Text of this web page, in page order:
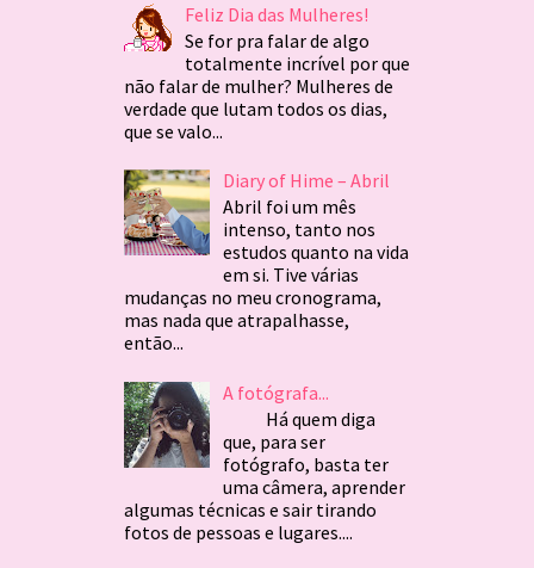
Feliz Dia das Mulheres!
Se for pra falar de algo
totalmente incrível por que
não falar de mulher? Mulheres de
verdade que lutam todos os dias,
que se valo...
Diary of Hime – Abril
Abril foi um mês
intenso, tanto nos
estudos quanto na vida
em si. Tive várias
mudanças no meu cronograma,
mas nada que atrapalhasse,
então...
A fotógrafa...
Há quem diga
que, para ser
fotógrafo, basta ter
uma câmera, aprender
algumas técnicas e sair tirando
fotos de pessoas e lugares....